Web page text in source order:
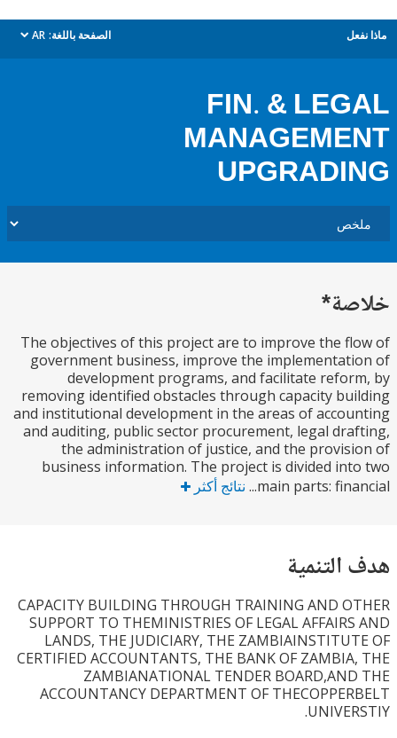
الصفحة باللغة: AR
dropdown
FIN. &
The objectives of this project are to improve the
government business, improve the
development programs, and facilitate
removing identified obstacles through capacity
and institutional development in the areas of
and auditing, public sector procurement, legal
the administration of justice, and the
business information. The project is divided
main parts: نتائج أكثر
CAPACITY BUILDING THROUGH TRAINING AND
SUPPORT TO THEMINISTRIES OF LEGAL
LANDS, THE JUDICIARY, THE
CERTIFIED ACCOUNTANTS, THE BANK OF
ZAMBIANATIONAL TENDER
ACCOUNTANCY DEPARTMENT OF